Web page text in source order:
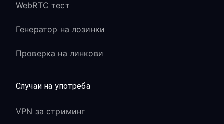
WebRTC тест
Генератор на лозинки
Проверка на линкови
Случаи на употреба
VPN за стриминг